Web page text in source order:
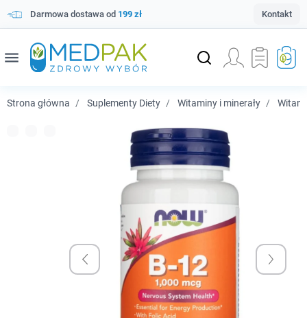
Darmowa dostawa od 199 zł Kontakt
menu
Strona główna Suplementy Diety Witaminy i minerały